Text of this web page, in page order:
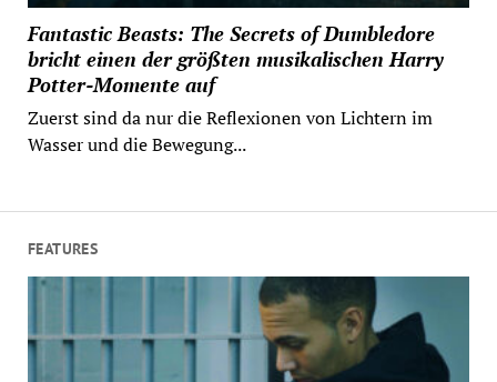
Fantastic Beasts: The Secrets of Dumbledore
bricht einen der größten musikalischen Harry
Potter-Momente auf
Zuerst sind da nur die Reflexionen von Lichtern im
Wasser und die Bewegung...
FEATURES